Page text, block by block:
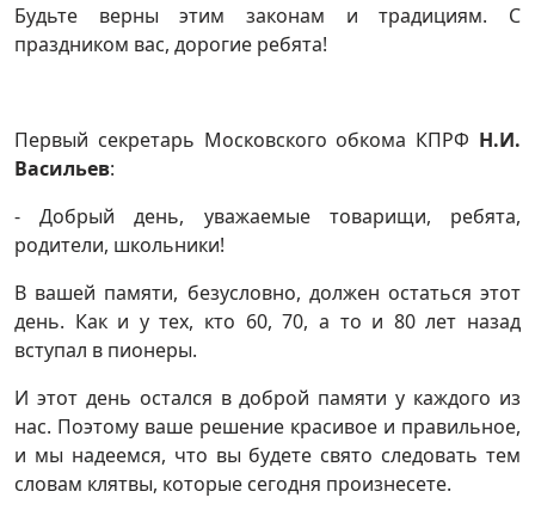
Будьте верны этим законам и традициям. С
праздником вас, дорогие ребята!
Первый секретарь Московского обкома КПРФ Н.И.
Васильев:
- Добрый день, уважаемые товарищи, ребята,
родители, школьники!
В вашей памяти, безусловно, должен остаться этот
день. Как и у тех, кто 60, 70, а то и 80 лет назад
вступал в пионеры.
И этот день остался в доброй памяти у каждого из
нас. Поэтому ваше решение красивое и правильное,
и мы надеемся, что вы будете свято следовать тем
словам клятвы, которые сегодня произнесете.